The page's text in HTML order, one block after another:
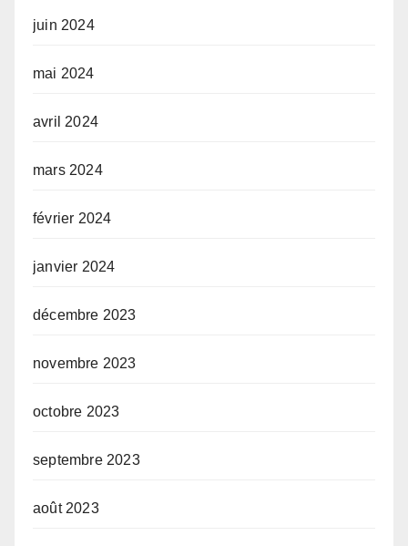
juin 2024
mai 2024
avril 2024
mars 2024
février 2024
janvier 2024
décembre 2023
novembre 2023
octobre 2023
septembre 2023
août 2023